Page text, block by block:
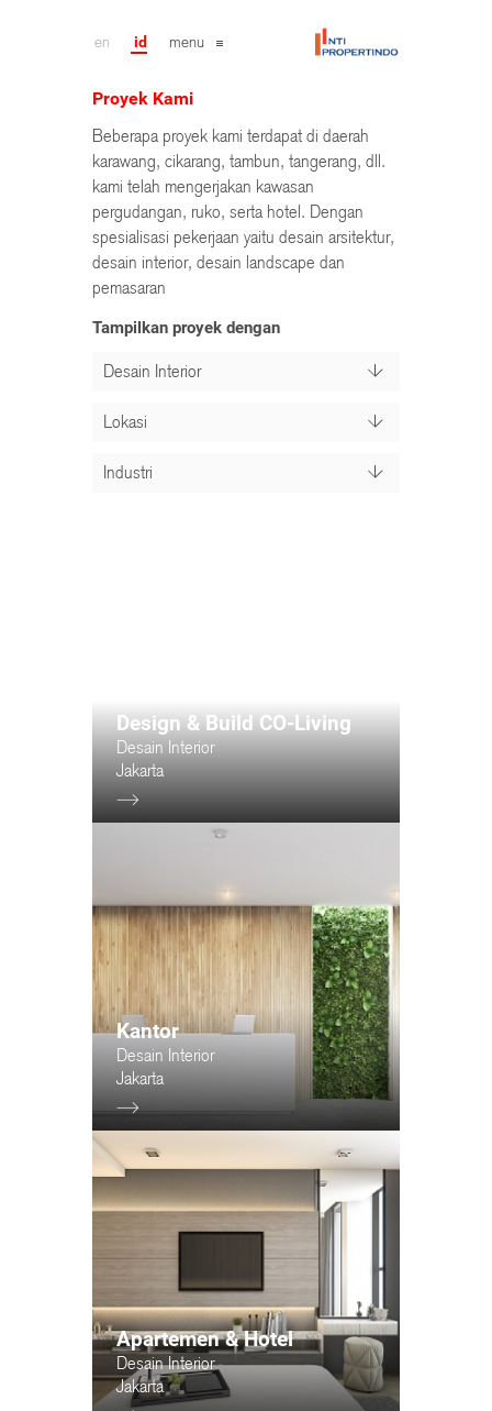
en id menu
Proyek Kami
Beberapa proyek kami terdapat di daerah
karawang, cikarang, tambun, tangerang, dll.
kami telah mengerjakan kawasan
pergudangan, ruko, serta hotel. Dengan
spesialisasi pekerjaan yaitu desain arsitektur,
desain interior, desain landscape dan
pemasaran
Tampilkan proyek dengan
Desain Interior
Lokasi
Industri
Design & Build CO-Living
Desain Interior
Jakarta
Kantor
Desain Interior
Jakarta
Apartemen & Hotel
Desain Interior
Jakarta